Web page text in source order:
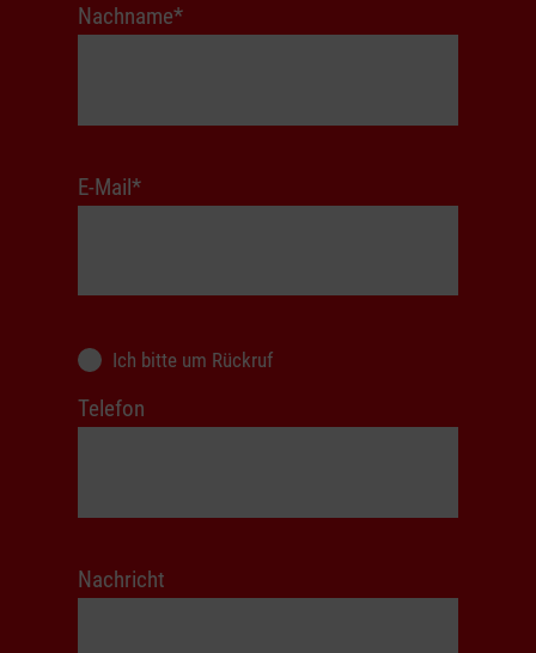
Nachname*
E-Mail*
Ich bitte um Rückruf
Telefon
Nachricht